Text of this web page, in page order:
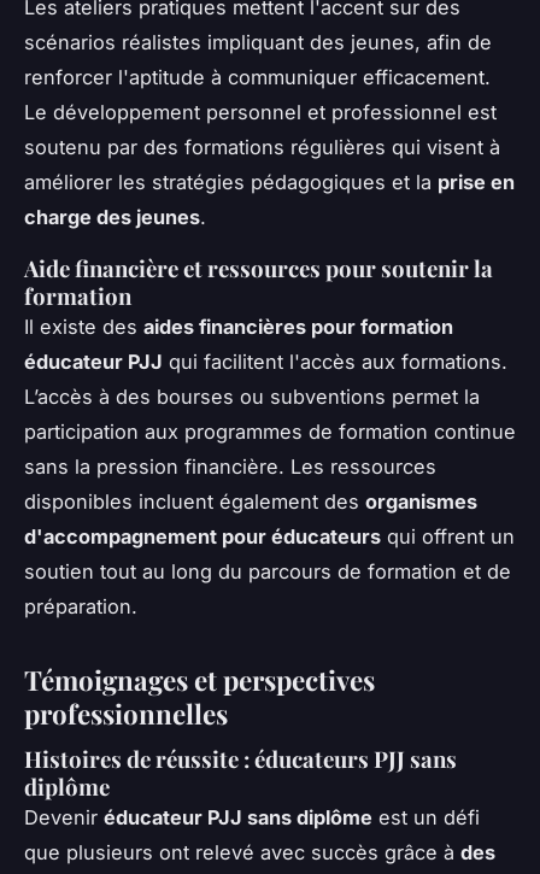
Les ateliers pratiques mettent l'accent sur des
scénarios réalistes impliquant des jeunes, afin de
renforcer l'aptitude à communiquer efficacement.
Le développement personnel et professionnel est
soutenu par des formations régulières qui visent à
améliorer les stratégies pédagogiques et la prise en
charge des jeunes.
Aide financière et ressources pour soutenir la
formation
Il existe des aides financières pour formation
éducateur PJJ qui facilitent l'accès aux formations.
L’accès à des bourses ou subventions permet la
participation aux programmes de formation continue
sans la pression financière. Les ressources
disponibles incluent également des organismes
d'accompagnement pour éducateurs qui offrent un
soutien tout au long du parcours de formation et de
préparation.
Témoignages et perspectives
professionnelles
Histoires de réussite : éducateurs PJJ sans
diplôme
Devenir éducateur PJJ sans diplôme est un défi
que plusieurs ont relevé avec succès grâce à des